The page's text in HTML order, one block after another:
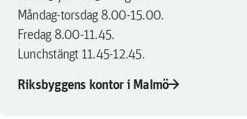
Måndag-torsdag 8.00-15.00.
Fredag 8.00-11.45.
Lunchstängt 11.45-12.45.
Riksbyggens kontor i Malmöarrow_forward